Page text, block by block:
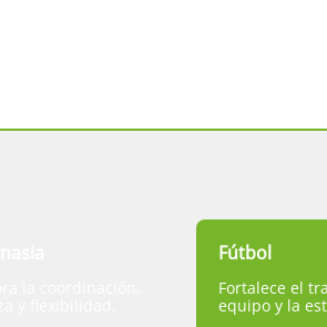
Fútbol
Fortalece el
equipo y la